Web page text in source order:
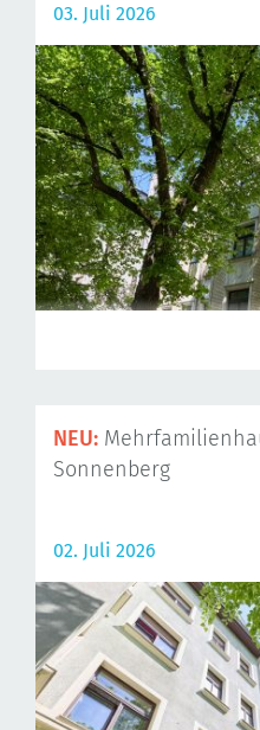
03. Juli 2026
NEU:
Sonnenberg
02. Juli 2026